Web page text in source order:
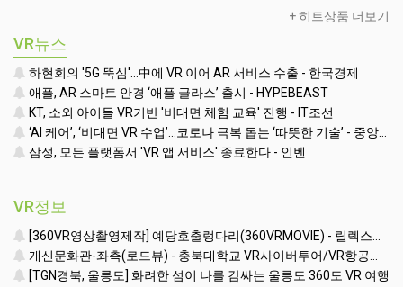
32인치형)
+ 히트상품 더보기
VR뉴스
하현회의 '5G 뚝심'…中에 VR 이어 AR 서비스 수출 - 한국경제
애플, AR 스마트 안경 ‘애플 글라스’ 출시 - HYPEBEAST
KT, 소외 아이들 VR기반 '비대면 체험 교육' 진행 - IT조선
‘AI 케어’, ‘비대면 VR 수업’…코로나 극복 돕는 ‘따뜻한 기술’ - 중앙일보 - 중앙일보 모바일
삼성, 모든 플랫폼서 'VR 앱 서비스' 종료한다 - 인벤
VR정보
[360VR영상촬영제작] 예당호출렁다리(360VRMOVIE) - 릴렉스워킹VR체험용(Relax Walking VR)(VR임팩트)
개신문화관-좌측(로드뷰) - 충북대학교 VR사이버투어/VR항공파노라마/VR영상촬영제작
[TGN경북, 울릉도] 화려한 섬이 나를 감싸는 울릉도 360도 VR 여행